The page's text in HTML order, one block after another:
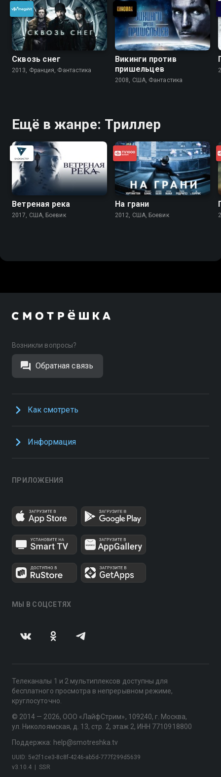
Сквозь снег
2013, Франция, Фантастика
Викинги против
пришельцев
2008, США, Фантастика
Ещё в жанре: Триллер
Ветреная река
2017, США, Боевик
На грани
2012, США, Боевик
Возникли вопросы?
Обратная связь
Как смотреть
Информация
ПРИЛОЖЕНИЯ
МЫ В СОЦСЕТЯХ
Телеканалы 1 и 2 мультиплексов доступны для
бесплатного просмотра в непрерывном режиме,
круглосуточно.
© 2014 — 2026, ООО «ЛайфСтрим», 109240, г. Москва,
ул. Николоямская, д. 13, стр. 2, этаж 2, ИНН 7710918800
Поддержка: help@smotreshka.tv
v3.10.4 SSR
UUID: 5e2f1ce3-8c8f-4246-ab5d-777f299d5639